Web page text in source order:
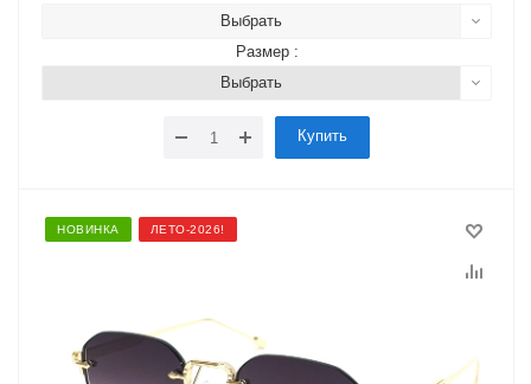
Выбрать
Размер :
Выбрать
Купить
НОВИНКА ЛЕТО-2026!